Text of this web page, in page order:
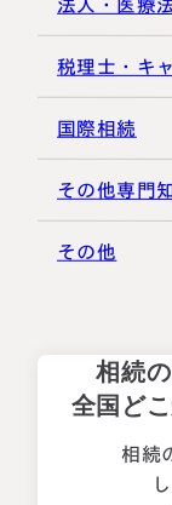
相続手続
特別受益
借地権・
その他不
生命保険
小規模企
不動産活用
その他の
非上場株
自己株式
種類株式
役員関連
事業承継税
法人・医療
社団法人
合同会社
医療法人
税理士・キ
税理士選
税理士試
税理士キ
国際相続
米国関連
海外不動産
国外転出
その他専門
事例紹介
その他
相続
全国ど
相続